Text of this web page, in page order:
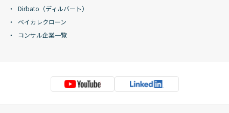
Dirbato（ディルバート）
ベイカレクローン
コンサル企業一覧